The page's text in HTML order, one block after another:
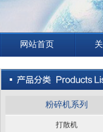
网站首页
粉碎机系列
打散机